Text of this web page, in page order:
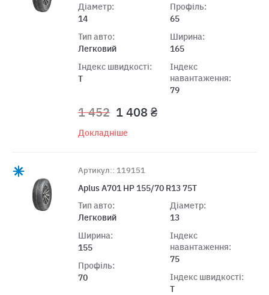
Діаметр:
14
Тип авто:
Легковий
Індекс швидкості:
T
Профіль:
65
Ширина:
165
Індекс
навантаження:
79
1 452 1 408 ₴
Докладніше
Артикул:: 119151
Aplus A701 HP 155/70 R13 75T
Тип авто:
Легковий
Ширина:
155
Профіль:
70
Діаметр:
13
Індекс
навантаження:
75
Індекс швидкості:
T